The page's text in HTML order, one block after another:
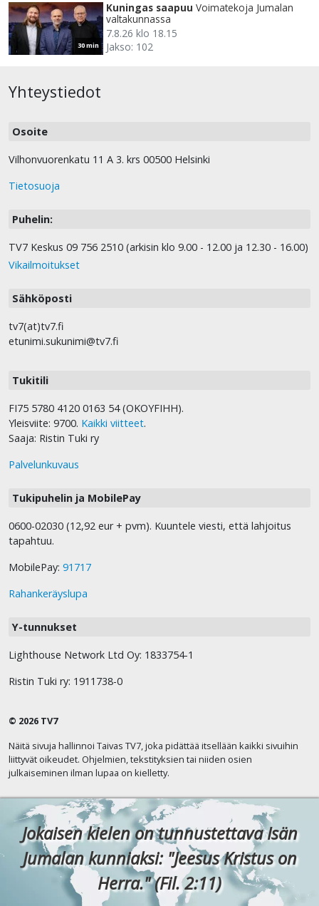
30 min
Kuningas saapuu Voimatekoja Jumalan
valtakunnassa
7.8.26 klo 18.15
Jakso: 102
Yhteystiedot
Osoite
Vilhonvuorenkatu 11 A 3. krs 00500 Helsinki
Tietosuoja
Puhelin:
TV7 Keskus 09 756 2510 (arkisin klo 9.00 - 12.00 ja 12.30 - 16.00)
Vikailmoitukset
Sähköposti
tv7(at)tv7.fi
etunimi.sukunimi@tv7.fi
Tukitili
FI75 5780 4120 0163 54 (OKOYFIHH).
Yleisviite: 9700. Kaikki viitteet.
Saaja: Ristin Tuki ry
Palvelunkuvaus
Tukipuhelin ja MobilePay
0600-02030 (12,92 eur + pvm). Kuuntele viesti, että lahjoitus
tapahtuu.
MobilePay: 91717
Rahankeräyslupa
Y-tunnukset
Lighthouse Network Ltd Oy: 1833754-1
Ristin Tuki ry: 1911738-0
© 2026 TV7
Näitä sivuja hallinnoi Taivas TV7, joka pidättää itsellään kaikki sivuihin
liittyvät oikeudet. Ohjelmien, tekstityksien tai niiden osien
julkaiseminen ilman lupaa on kielletty.
Jokaisen kielen on tunnustettava Isän
Jumalan kunniaksi: "Jeesus Kristus on
Herra." (Fil. 2:11)